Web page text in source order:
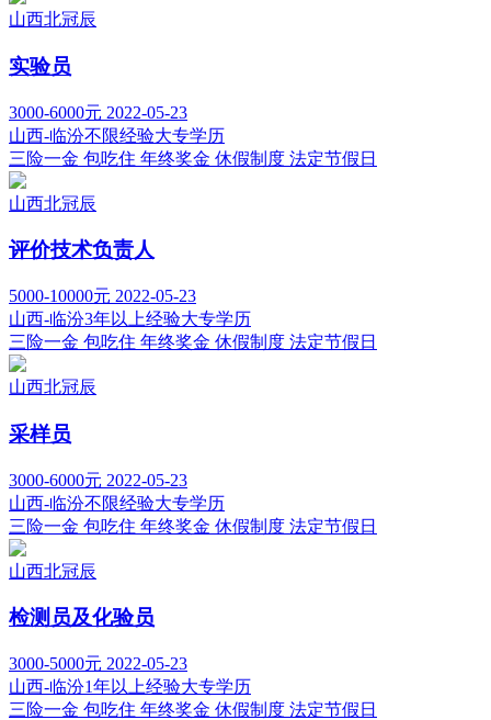
山西北冠辰
实验员
3000-6000元 2022-05-23
山西-临汾不限经验大专学历
三险一金 包吃住 年终奖金 休假制度 法定节假日
山西北冠辰
评价技术负责人
5000-10000元 2022-05-23
山西-临汾3年以上经验大专学历
三险一金 包吃住 年终奖金 休假制度 法定节假日
山西北冠辰
采样员
3000-6000元 2022-05-23
山西-临汾不限经验大专学历
三险一金 包吃住 年终奖金 休假制度 法定节假日
山西北冠辰
检测员及化验员
3000-5000元 2022-05-23
山西-临汾1年以上经验大专学历
三险一金 包吃住 年终奖金 休假制度 法定节假日